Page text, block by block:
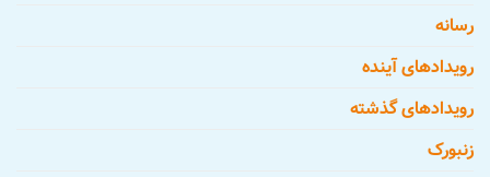
رسانه
رویدادهای آینده
رویدادهای گذشته
زنبورک